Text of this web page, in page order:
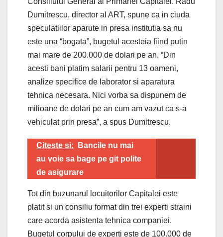
Dumitrescu, director al ART, spune ca in ciuda
speculatiilor aparute in presa institutia sa nu
este una “bogata”, bugetul acesteia fiind putin
mai mare de 200.000 de dolari pe an. “Din
acesti bani platim salarii pentru 13 oameni,
analize specifice de laborator si aparatura
tehnica necesara. Nici vorba sa dispunem de
milioane de dolari pe an cum am vazut ca s-a
vehiculat prin presa”, a spus Dumitrescu.
Citeste si:
Bancile nu mai
au voie sa bage pe git polite
de asigurare
Tot din buzunarul locuitorilor Capitalei este
platit si un consiliu format din trei experti straini
care acorda asistenta tehnica companiei.
Bugetul corpului de experti este de 100.000 de